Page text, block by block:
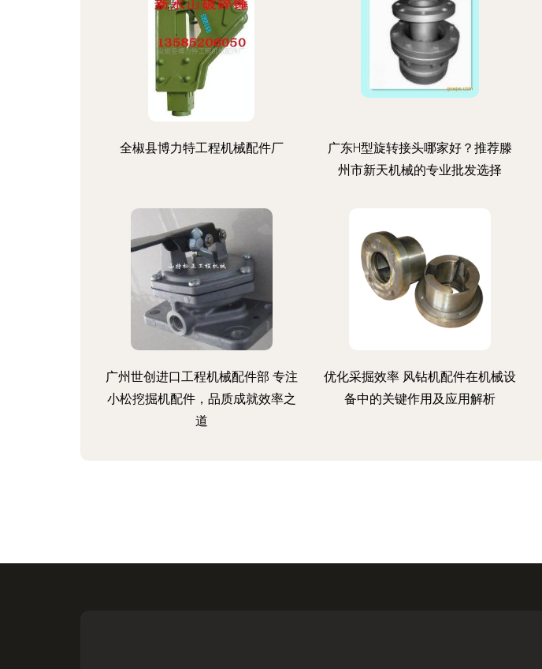
全椒县博力特工程机械配件厂
广东H型旋转接头哪家好？推荐滕
州市新天机械的专业批发选择
广州世创进口工程机械配件部 专注
小松挖掘机配件，品质成就效率之
道
优化采掘效率 风钻机配件在机械设
备中的关键作用及应用解析